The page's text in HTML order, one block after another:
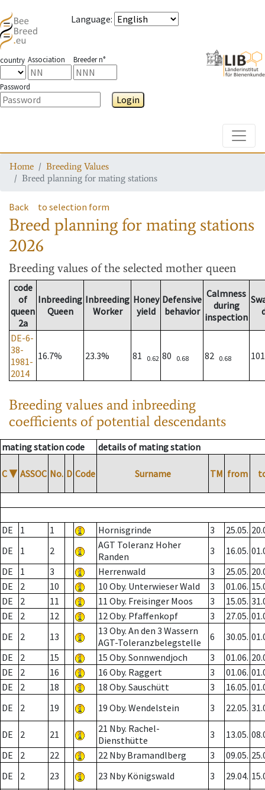
Language:
country Association Breeder n°
Password
Login
Home
Breeding Values
Breed planning for mating stations
Back to selection form
Breed planning for mating stations
2026
Breeding values of the selected mother queen
code
of
queen
2a
Inbreeding
Queen
Inbreeding
Worker
Honey
yield
Defensive
behavior
Calmness
during
inspection
DE-6-
38-
1981-
2014
16.7% 23.3% 81 0.62 80 0.68 82 0.68
Breeding values and inbreeding
coefficients of potential descendants
mating station code details of mating station
C ▼ ASSOC No. D Code Surname TM from
DE 1 1 Hornisgrinde 3 25.05.
DE
1 2
AGT Toleranz Hoher
Randen
3 16.05.
DE
1 3 Herrenwald 3 25.05.
DE
2 10 10 Oby. Unterwieser Wald 3 01.06.
DE
2 11 11 Oby. Freisinger Moos 3 15.05.
DE
2 12 12 Oby. Pfaffenkopf 3 27.05.
DE
2 13
13 Oby. An den 3 Wassern
AGT-Toleranzbelegstelle
6 30.05.
DE
2 15 15 Oby. Sonnwendjoch 3 01.06.
DE
2 16 16 Oby. Raggert 3 01.06.
DE
2 18 18 Oby. Sauschütt 3 16.05.
DE
2 19 19 Oby. Wendelstein 3 22.05.
DE 2 21
21 Nby. Rachel-
Diensthütte
3 13.05.
DE
2 22 22 Nby Bramandlberg 3 09.05.
DE
2 23 23 Nby Königswald 3 29.04.